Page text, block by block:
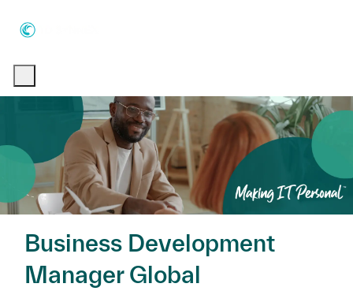
Business Development
Manager Global